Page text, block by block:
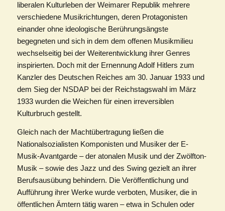
liberalen Kulturleben der Weimarer Republik mehrere
verschiedene Musikrichtungen, deren Protagonisten
einander ohne ideologische Berührungsängste
begegneten und sich in dem dem offenen Musikmilieu
wechselseitig bei der Weiterentwicklung ihrer Genres
inspirierten. Doch mit der Ernennung Adolf Hitlers zum
Kanzler des Deutschen Reiches am 30. Januar 1933 und
dem Sieg der NSDAP bei der Reichstagswahl im März
1933 wurden die Weichen für einen irreversiblen
Kulturbruch gestellt.
Gleich nach der Machtübertragung ließen die
Nationalsozialisten Komponisten und Musiker der E-
Musik-Avantgarde – der atonalen Musik und der Zwölfton-
Musik – sowie des Jazz und des Swing gezielt an ihrer
Berufsausübung behindern. Die Veröffentlichung und
Aufführung ihrer Werke wurde verboten, Musiker, die in
öffentlichen Ämtern tätig waren – etwa in Schulen oder